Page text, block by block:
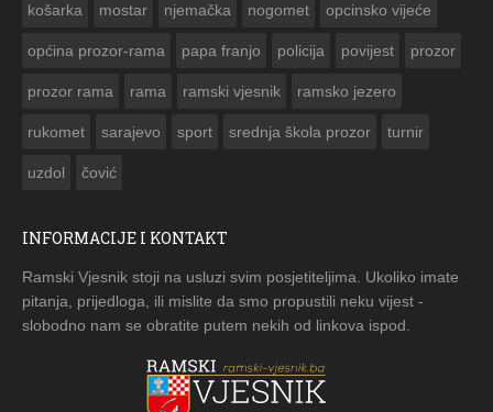
košarka mostar njemačka nogomet opcinsko vijeće
općina prozor-rama papa franjo policija povijest prozor
prozor rama rama ramski vjesnik ramsko jezero
rukomet sarajevo sport srednja škola prozor turnir
uzdol čović
INFORMACIJE I KONTAKT
Ramski Vjesnik stoji na usluzi svim posjetiteljima. Ukoliko imate
pitanja, prijedloga, ili mislite da smo propustili neku vijest -
slobodno nam se obratite putem nekih od linkova ispod.